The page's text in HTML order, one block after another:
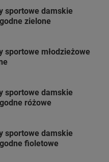
sportowe damskie
zielone
sportowe młodzieżowe
sportowe damskie
różowe
sportowe damskie
fioletowe